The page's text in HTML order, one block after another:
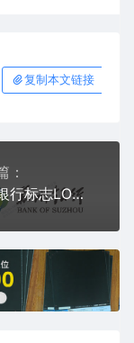
复制本文链接
：
苏州银行标志LOGO矢量图通用AI档激光打标图档文件